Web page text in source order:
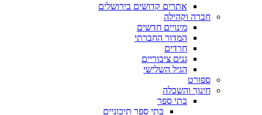
אתרים קדושים בירושלים
חברה וקהילה
מינויים חדשים
המדור החברתי
חרדים
גנים ציבוריים
הגיל השלישי
ספורט
חינוך והשכלה
בתי ספר
בתי ספר תיכוניים